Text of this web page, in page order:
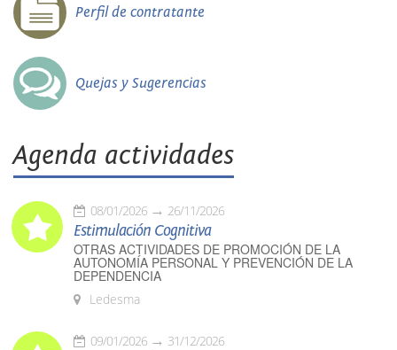
Perfil de contratante
Quejas y Sugerencias
Agenda actividades
08/01/2026 26/11/2026
Estimulación Cognitiva
OTRAS ACTIVIDADES DE PROMOCIÓN DE LA
AUTONOMÍA PERSONAL Y PREVENCIÓN DE LA
DEPENDENCIA
Ledesma
09/01/2026 31/12/2026